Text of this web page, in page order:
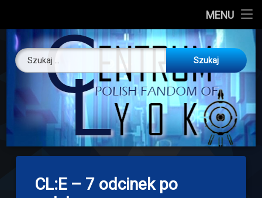
MENU
About us
O nas
Artykuły
Discord
Drogowskaz
Download
Skip
content
Centrum
Szukaj:
CL:E – 7 odcinek po